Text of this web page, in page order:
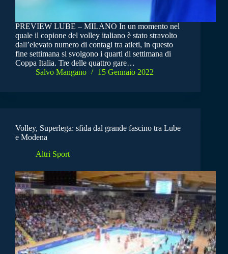
PREVIEW LUBE – MILANO In un momento nel
quale il copione del volley italiano è stato stravolto
dall’elevato numero di contagi tra atleti, in questo
fine settimana si svolgono i quarti di settimana di
Coppa Italia. Tre delle quattro gare…
Salvo Mangano
15 Gennaio 2022
Volley, Superlega: sfida dal grande fascino tra Lube
e Modena
Altri Sport